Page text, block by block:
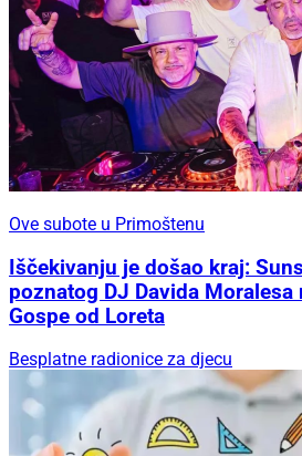
Ove subote u Primoštenu
Iščekivanju je došao kraj:
poznatog DJ Davida Moralesa
Gospe od Loreta
Besplatne radionice za djecu